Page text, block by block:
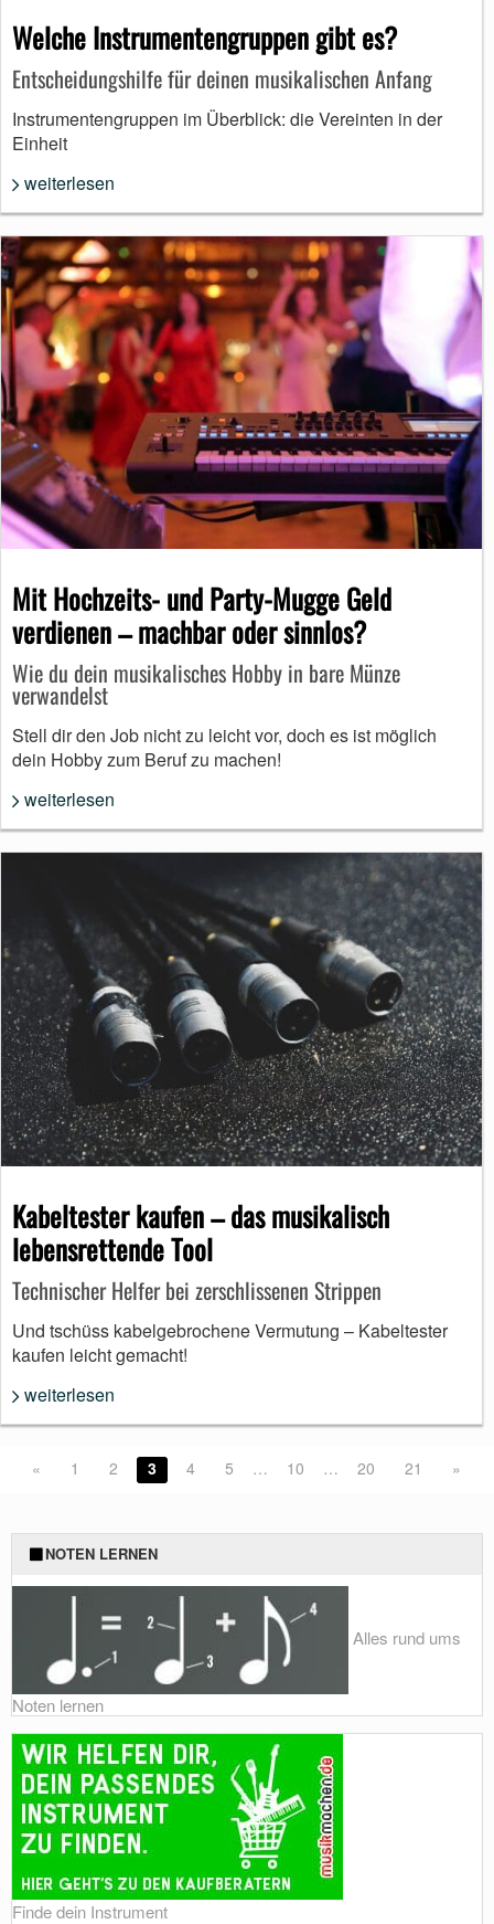
Welche Instrumentengruppen gibt es?
Entscheidungshilfe für deinen musikalischen Anfang
Instrumentengruppen im Überblick: die Vereinten in der
Einheit
weiterlesen
Mit Hochzeits- und Party-Mugge Geld
verdienen – machbar oder sinnlos?
Wie du dein musikalisches Hobby in bare Münze
verwandelst
Stell dir den Job nicht zu leicht vor, doch es ist möglich
dein Hobby zum Beruf zu machen!
weiterlesen
Kabeltester kaufen – das musikalisch
lebensrettende Tool
Technischer Helfer bei zerschlissenen Strippen
Und tschüss kabelgebrochene Vermutung – Kabeltester
kaufen leicht gemacht!
weiterlesen
« 1 2 3 4 5 … 10 … 20 21 »
NOTEN LERNEN
Alles rund ums
Noten lernen
Finde dein Instrument